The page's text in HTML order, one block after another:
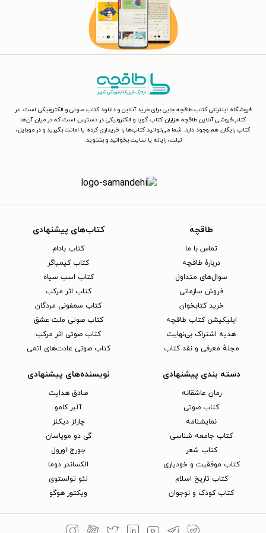
فروشگاه اینترنتی کتاب طاقچه جایی برای خرید آنلاین و دانلود کتاب صوتی و الکترونیکی است. در
کتاب‌فروشی آنلاین طاقچه هزاران کتاب گویا و الکترونیکی در دسترس است که در میان آن‌ها
کتاب رایگان هم وجود دارد. شما می‌توانید کتاب‌ها را خریداری کرده یا امانت بگیرید و در موبایل،
تبلت، رایانه یا سایت بخوانید و بشنوید.
طاقچه
تماس با ما
دربارهٔ طاقچه
سوال‌های متداول
فروش سازمانی
خرید کتابخوان
اپلیکیشن کتاب طاقچه
هدیه اشتراک بی‌نهایت
مجلهٔ معرفی و نقد کتاب
کتاب‌های پیشنهادی
کتاب بادام
کتاب کیمیاگر
کتاب اسب سیاه
کتاب اثر مرکب
کتاب سمفونی مردگان
کتاب صوتی ملت عشق
کتاب صوتی اثر مرکب
کتاب صوتی عادت‌های اتمی
دسته بندی پیشنهادی
رمان عاشقانه
کتاب‌ صوتی
نمایشنامه
کتاب جامعه شناسی
کتاب شعر
کتاب موفقیت و خودیاری
کتاب تاریخ اسلام
کتاب کودک و نوجوان
نویسنده‌های پیشنهادی
صادق هدایت
آلبر کامو
چارلز دیکنز
گی دو موپاسان
جورج اورول
الکساندر دوما
لئو تولستوی
ویکتور هوگو